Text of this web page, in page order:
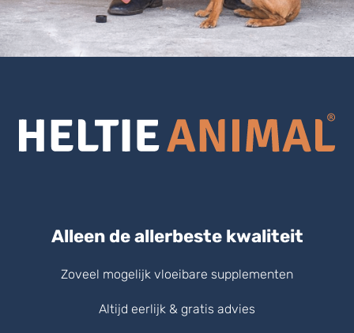
Alleen de allerbeste kwaliteit
Zoveel mogelijk vloeibare supplementen
Altijd eerlijk & gratis advies